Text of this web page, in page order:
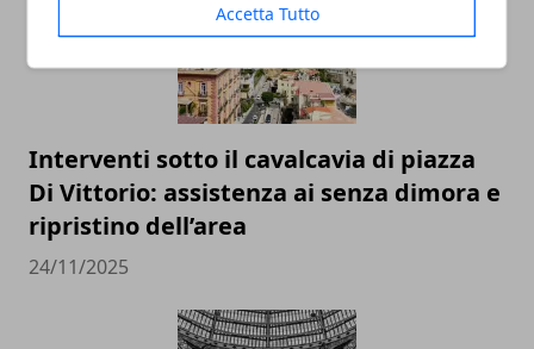
Accetta Tutto
Interventi sotto il cavalcavia di piazza
Di Vittorio: assistenza ai senza dimora e
ripristino dell’area
24/11/2025